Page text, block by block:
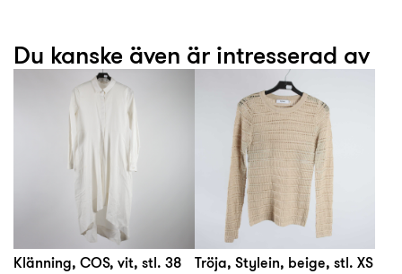
Du kanske även är intresserad av
Klänning, COS, vit, stl. 38
Tröja, Stylein, beige, stl. XS